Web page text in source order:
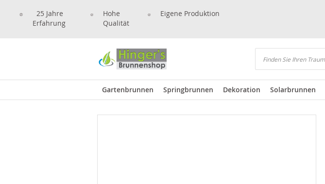
25 Jahre
Erfahrung
Hohe
Qualität
Eigene Produktion
Suchen
Gartenbrunnen Springbrunnen Dekoration Solarbrunnen